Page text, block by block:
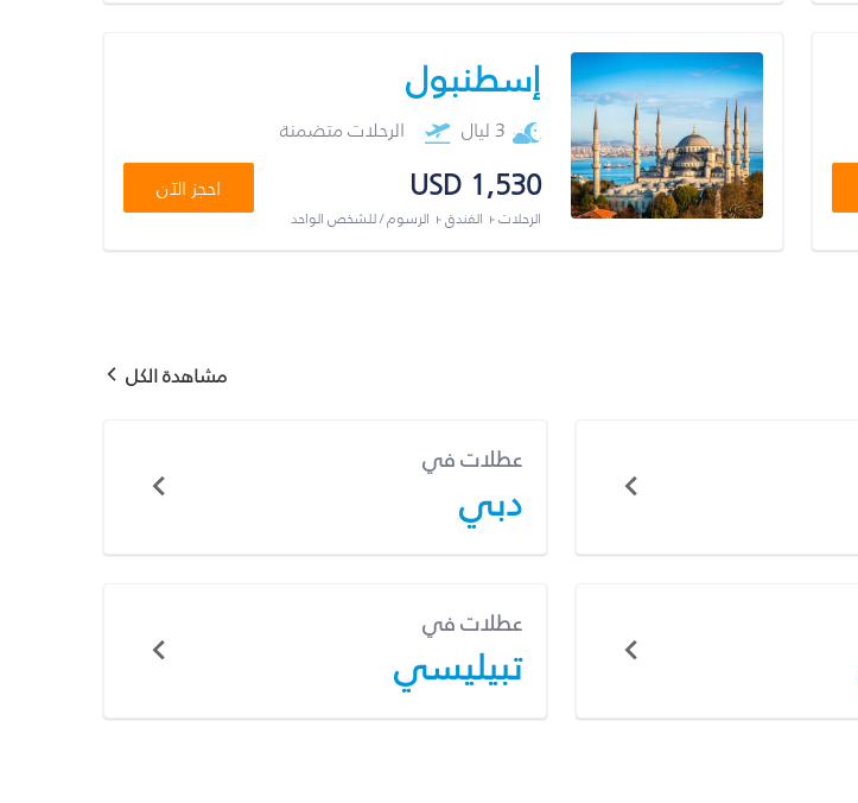
إسطنبول
3 ليال الرحلات متضمنة
USD 1,530
الرحلات + الفندق + الرسوم / للشخص الواحد
احجز الآن
مشاهدة الكل
عطلات في
دبي
عطلات في
تبيليسي